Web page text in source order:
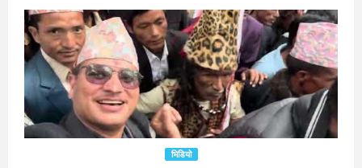
भिडियो